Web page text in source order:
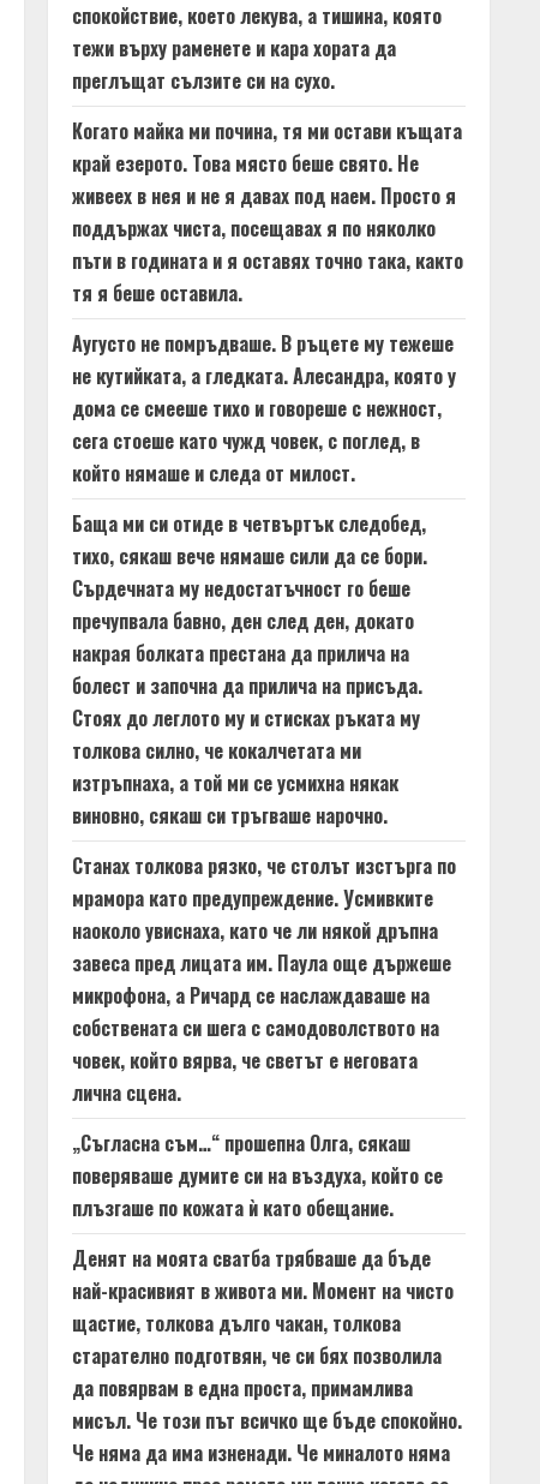
спокойствие, което лекува, а тишина, която
тежи върху раменете и кара хората да
преглъщат сълзите си на сухо.
Когато майка ми почина, тя ми остави къщата
край езерото. Това място беше свято. Не
живеех в нея и не я давах под наем. Просто я
поддържах чиста, посещавах я по няколко
пъти в годината и я оставях точно така, както
тя я беше оставила.
Аугусто не помръдваше. В ръцете му тежеше
не кутийката, а гледката. Алесандра, която у
дома се смееше тихо и говореше с нежност,
сега стоеше като чужд човек, с поглед, в
който нямаше и следа от милост.
Баща ми си отиде в четвъртък следобед,
тихо, сякаш вече нямаше сили да се бори.
Сърдечната му недостатъчност го беше
пречупвала бавно, ден след ден, докато
накрая болката престана да прилича на
болест и започна да прилича на присъда.
Стоях до леглото му и стисках ръката му
толкова силно, че кокалчетата ми
изтръпнаха, а той ми се усмихна някак
виновно, сякаш си тръгваше нарочно.
Станах толкова рязко, че столът изстърга по
мрамора като предупреждение. Усмивките
наоколо увиснаха, като че ли някой дръпна
завеса пред лицата им. Паула още държеше
микрофона, а Ричард се наслаждаваше на
собствената си шега с самодоволството на
човек, който вярва, че светът е неговата
лична сцена.
„Съгласна съм…“ прошепна Олга, сякаш
поверяваше думите си на въздуха, който се
плъзгаше по кожата ѝ като обещание.
Денят на моята сватба трябваше да бъде
най-красивият в живота ми. Момент на чисто
щастие, толкова дълго чакан, толкова
старателно подготвян, че си бях позволила
да повярвам в една проста, примамлива
мисъл. Че този път всичко ще бъде спокойно.
Че няма да има изненади. Че миналото няма